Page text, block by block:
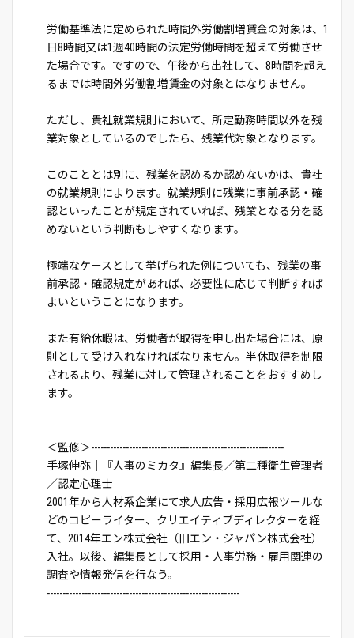
労働基準法に定められた時間外労働割増賃金の対象は、1
日8時間又は1週40時間の法定労働時間を超えて労働させ
た場合です。ですので、午後から出社して、8時間を超え
るまでは時間外労働割増賃金の対象とはなりません。
ただし、貴社就業規則において、所定勤務時間以外を残
業対象としているのでしたら、残業代対象となります。
このこととは別に、残業を認めるか認めないかは、貴社
の就業規則によります。就業規則に残業に事前承認・確
認といったことが規定されていれば、残業となる分を認
めないという判断もしやすくなります。
極端なケースとして挙げられた例についても、残業の事
前承認・確認規定があれば、必要性に応じて判断すれば
よいということになります。
また有給休暇は、労働者が取得を申し出た場合には、原
則として受け入れなければなりません。半休取得を制限
されるより、残業に対して管理されることをおすすめし
ます。
＜監修＞-------------------------------------------------------------
手塚伸弥｜『人事のミカタ』編集長／第二種衛生管理者
／認定心理士
2001年から人材系企業にて求人広告・採用広報ツールな
どのコピーライター、クリエイティブディレクターを経
て、2014年エン株式会社（旧エン・ジャパン株式会社）
入社。以後、編集長として採用・人事労務・雇用関連の
調査や情報発信を行なう。
-------------------------------------------------------------